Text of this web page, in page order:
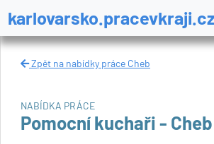
karlovarsko.pracevkraji.cz
Zpět na nabídky práce Cheb
NABÍDKA PRÁCE
Pomocní kuchaři - Cheb